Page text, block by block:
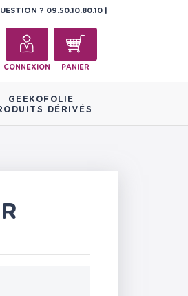
? 09.50.10.80.10
CONNEXION PANIER
GEEKOFOLIE
DÉRIVÉS